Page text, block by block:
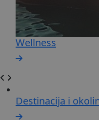
Wellness
Destinacija i